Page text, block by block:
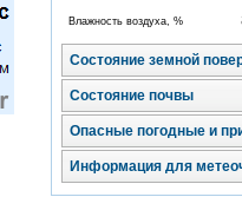
Влажность воздуха, %
Состояние земной
Состояние почвы
Опасные погодные и
Информация для